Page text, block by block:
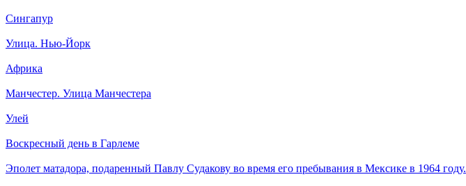
Сингапур
Улица. Нью-Йорк
Африка
Манчестер. Улица Манчестера
Улей
Воскресный день в Гарлеме
Эполет матадора, подаренный Павлу Судакову во время его пребывания в Мексике в 1964 году.